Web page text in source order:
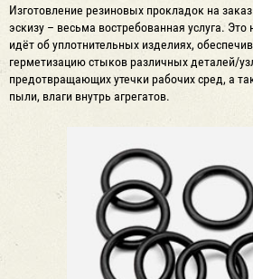
Изготовление резиновых прокладок на
эскизу – весьма востребованная услуга.
идёт об уплотнительных изделиях,
герметизацию стыков различных деталей/
предотвращающих утечки рабочих сред, а
пыли, влаги внутрь агрегатов.